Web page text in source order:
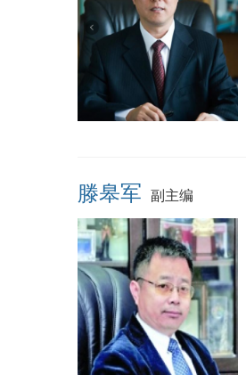
滕皋军 副主编